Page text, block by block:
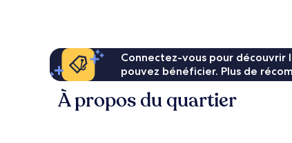
Connectez-vous pour découvrir
pouvez bénéficier. Plus de
À propos du quartier